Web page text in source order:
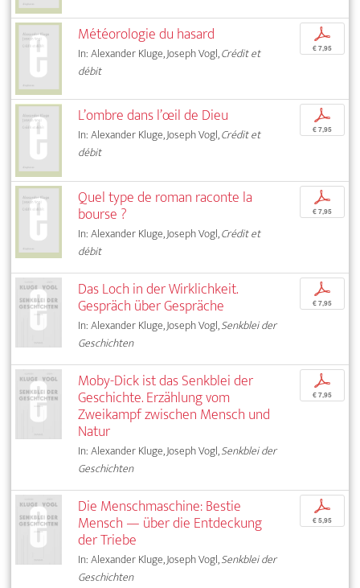
Météorologie du hasard
In: Alexander Kluge, Joseph Vogl,Crédit et
débit
p
€ 7,95
L’ombre dans l’œil de Dieu
In: Alexander Kluge, Joseph Vogl,Crédit et
débit
p
€ 7,95
Quel type de roman raconte la
bourse ?
In: Alexander Kluge, Joseph Vogl,Crédit et
débit
p
€ 7,95
Das Loch in der Wirklichkeit.
Gespräch über Gespräche
In: Alexander Kluge, Joseph Vogl,Senkblei der
Geschichten
p
€ 7,95
Moby-Dick ist das Senkblei der
Geschichte. Erzählung vom
Zweikampf zwischen Mensch und
Natur
In: Alexander Kluge, Joseph Vogl,Senkblei der
Geschichten
p
€ 7,95
Die Menschmaschine: Bestie
Mensch — über die Entdeckung
der Triebe
In: Alexander Kluge, Joseph Vogl,Senkblei der
Geschichten
p
€ 5,95